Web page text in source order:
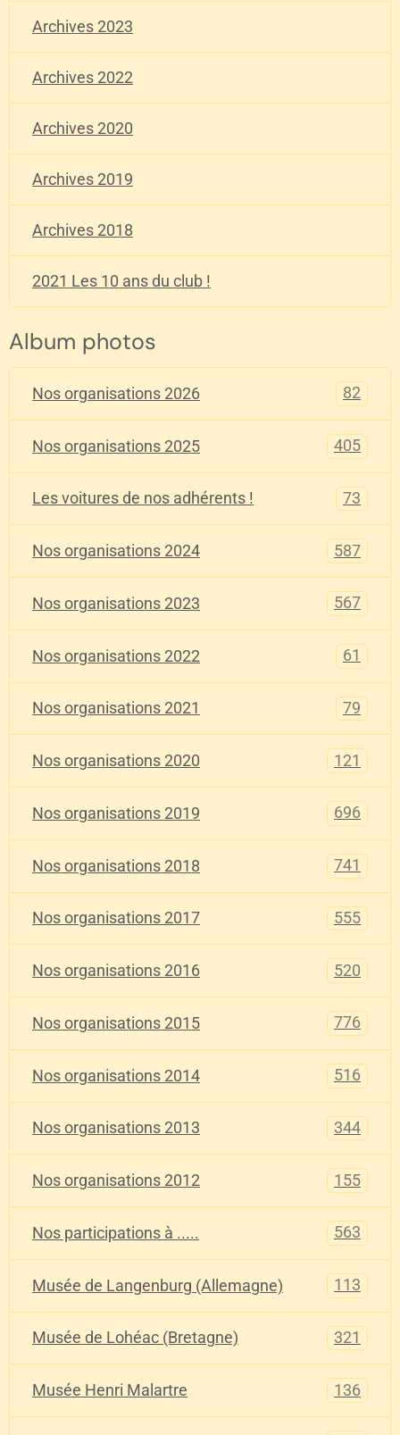
Archives 2023
Archives 2022
Archives 2020
Archives 2019
Archives 2018
2021 Les 10 ans du club !
Album photos
Nos organisations 2026 82
Nos organisations 2025 405
Les voitures de nos adhérents ! 73
Nos organisations 2024 587
Nos organisations 2023 567
Nos organisations 2022 61
Nos organisations 2021 79
Nos organisations 2020 121
Nos organisations 2019 696
Nos organisations 2018 741
Nos organisations 2017 555
Nos organisations 2016 520
Nos organisations 2015 776
Nos organisations 2014 516
Nos organisations 2013 344
Nos organisations 2012 155
Nos participations à ..... 563
Musée de Langenburg (Allemagne) 113
Musée de Lohéac (Bretagne) 321
Musée Henri Malartre 136